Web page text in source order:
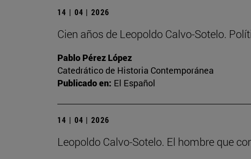
14 | 04 | 2026
Cien años de Leopoldo Calvo-Sotelo.
Pablo Pérez López
Catedrático de Historia Contemporánea
Publicado en: El Español
14 | 04 | 2026
Leopoldo Calvo-Sotelo. El hombre que